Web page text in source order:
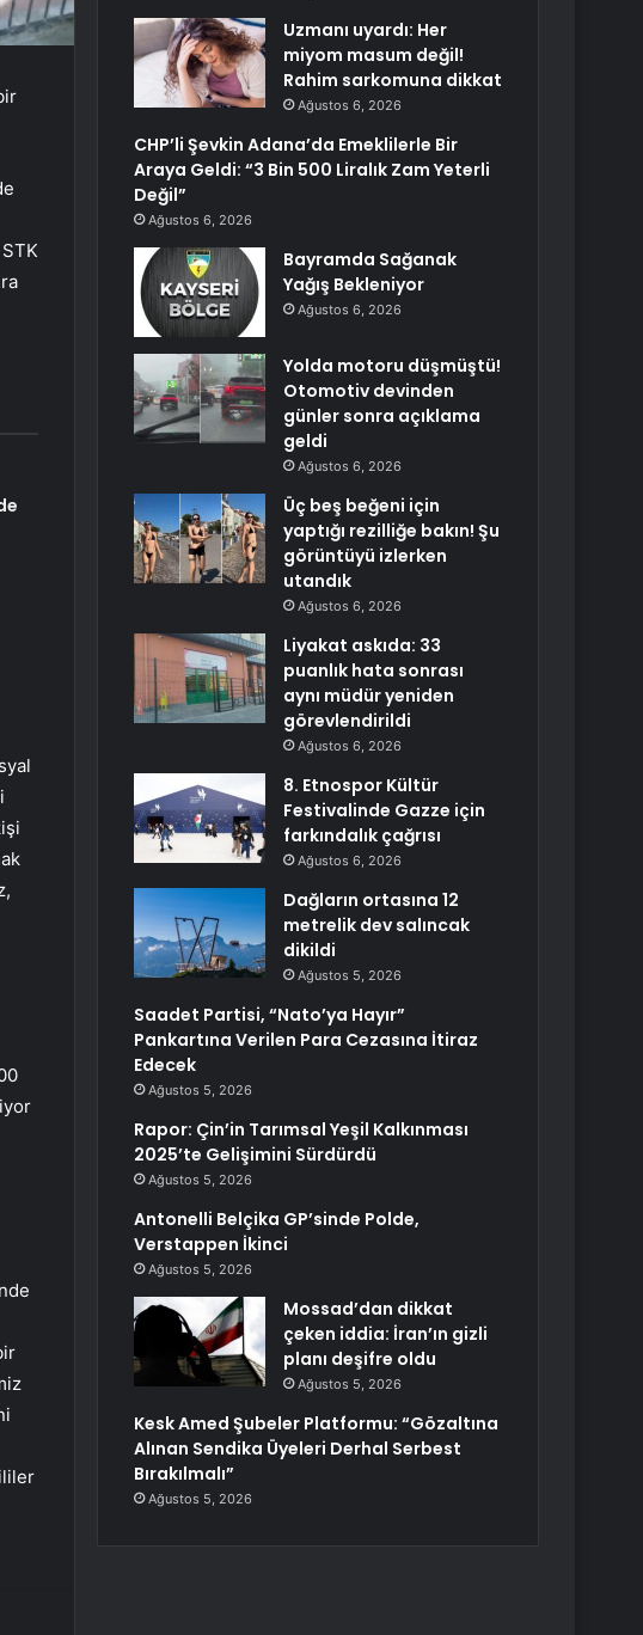
Uzmanı uyardı: Her
miyom masum değil!
Rahim sarkomuna dikkat
Ağustos 6, 2026
CHP’li Şevkin Adana’da Emeklilerle Bir
Araya Geldi: “3 Bin 500 Liralık Zam Yeterli
Değil”
Ağustos 6, 2026
Bayramda Sağanak
Yağış Bekleniyor
Ağustos 6, 2026
Yolda motoru düşmüştü!
Otomotiv devinden
günler sonra açıklama
geldi
Ağustos 6, 2026
Üç beş beğeni için
yaptığı rezilliğe bakın! Şu
görüntüyü izlerken
utandık
Ağustos 6, 2026
Liyakat askıda: 33
puanlık hata sonrası
aynı müdür yeniden
görevlendirildi
Ağustos 6, 2026
8. Etnospor Kültür
Festivalinde Gazze için
farkındalık çağrısı
Ağustos 6, 2026
Dağların ortasına 12
metrelik dev salıncak
dikildi
Ağustos 5, 2026
Saadet Partisi, “Nato’ya Hayır”
Pankartına Verilen Para Cezasına İtiraz
Edecek
Ağustos 5, 2026
Rapor: Çin’in Tarımsal Yeşil Kalkınması
2025’te Gelişimini Sürdürdü
Ağustos 5, 2026
Antonelli Belçika GP’sinde Polde,
Verstappen İkinci
Ağustos 5, 2026
Mossad’dan dikkat
çeken iddia: İran’ın gizli
planı deşifre oldu
Ağustos 5, 2026
Kesk Amed Şubeler Platformu: “Gözaltına
Alınan Sendika Üyeleri Derhal Serbest
Bırakılmalı”
Ağustos 5, 2026